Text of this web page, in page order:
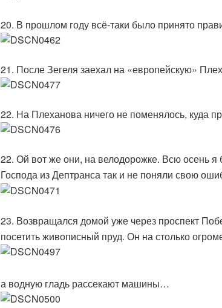
20. В прошлом году всё-таки было принято
21. После Зегеля заехал на «европейскую»
22. На Плеханова ничего не поменялось, куда
22. Ой вот же они, на велодорожке. Всю осень я
Господа из Дептранса так и не поняли свою
23. Возвращался домой уже через проспект
посетить живописный пруд. Он на столько
а водную гладь рассекают машины…